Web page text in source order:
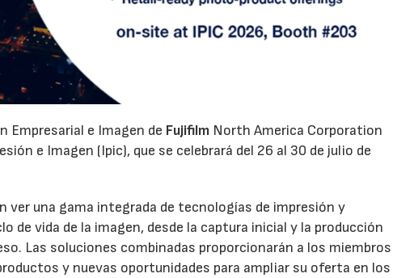
Empresarial e Imagen de Fujifilm North America Corporation
e Imagen (Ipic), que se celebrará del 26 al 30 de julio de
ver una gama integrada de tecnologías de impresión y
de vida de la imagen, desde la captura inicial y la producción
Las soluciones combinadas proporcionarán a los miembros
y nuevas oportunidades para ampliar su oferta en los